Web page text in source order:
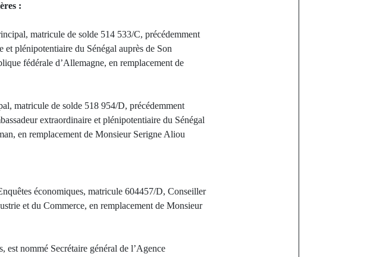
:
matricule de solde 514 533/C, précédemment
plénipotentiaire du Sénégal auprès de Son
fédérale d’Allemagne, en remplacement de
matricule de solde 518 954/D, précédemment
extraordinaire et plénipotentiaire du Sénégal
en remplacement de Monsieur Serigne Aliou
économiques, matricule 604457/D, Conseiller
et du Commerce, en remplacement de Monsieur
nommé Secrétaire général de l’Agence